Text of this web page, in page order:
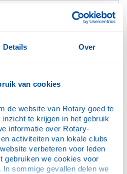
Details Over
van cookies
de website van Rotary goed te
te krijgen in het gebruik
informatie over Rotary-
activiteiten van lokale clubs
verbeteren voor leden
gebruiken we cookies voor
sommige gevallen delen we